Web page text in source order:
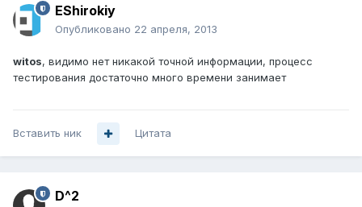
EShirokiy
Опубликовано 22 апреля, 2013
witos, видимо нет никакой точной информации, процесс
тестирования достаточно много времени занимает
Вставить ник Цитата
D^2